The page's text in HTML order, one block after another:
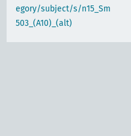
egory/subject/s/n15_Sm
503_(A10)_(alt)